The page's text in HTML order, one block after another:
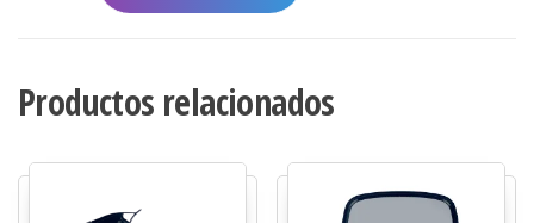
Productos relacionados